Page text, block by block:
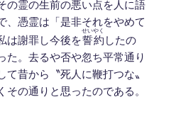
の霊の生前の悪い点を人に語
、憑霊は「是非それをやめて
は謝罪し今後を誓約
せいやく
したの
た。去るや否や忽ち平常通り
て昔から〝死人に鞭打つな〟
その通りと思ったのである。